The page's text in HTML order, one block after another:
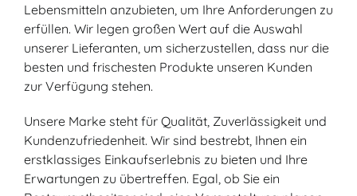
Lebensmitteln anzubieten, um Ihre Anforderungen zu
erfüllen. Wir legen großen Wert auf die Auswahl
unserer Lieferanten, um sicherzustellen, dass nur die
besten und frischesten Produkte unseren Kunden
zur Verfügung stehen.
Unsere Marke steht für Qualität, Zuverlässigkeit und
Kundenzufriedenheit. Wir sind bestrebt, Ihnen ein
erstklassiges Einkaufserlebnis zu bieten und Ihre
Erwartungen zu übertreffen. Egal, ob Sie ein